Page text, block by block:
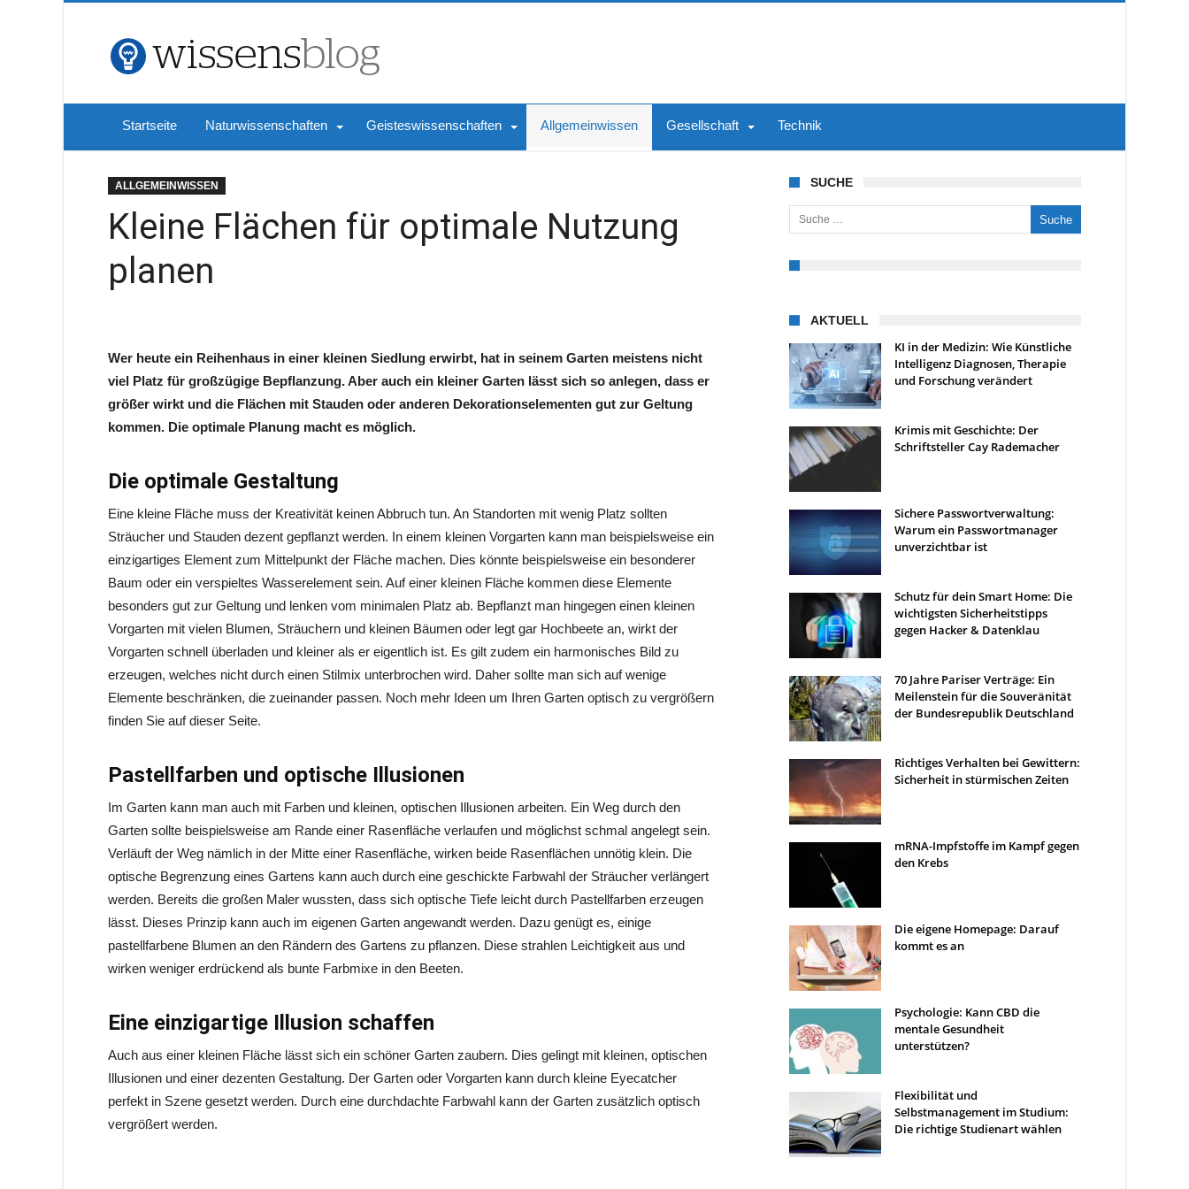
Startseite Naturwissenschaften Geisteswissenschaften Allgemeinwissen Gesellschaft Technik
ALLGEMEINWISSEN
Kleine Flächen für optimale Nutzung
planen
Wer heute ein Reihenhaus in einer kleinen Siedlung erwirbt, hat in seinem Garten meistens nicht
viel Platz für großzügige Bepflanzung. Aber auch ein kleiner Garten lässt sich so anlegen, dass er
größer wirkt und die Flächen mit Stauden oder anderen Dekorationselementen gut zur Geltung
kommen. Die optimale Planung macht es möglich.
Die optimale Gestaltung
Eine kleine Fläche muss der Kreativität keinen Abbruch tun. An Standorten mit wenig Platz sollten
Sträucher und Stauden dezent gepflanzt werden. In einem kleinen Vorgarten kann man beispielsweise ein
einzigartiges Element zum Mittelpunkt der Fläche machen. Dies könnte beispielsweise ein besonderer
Baum oder ein verspieltes Wasserelement sein. Auf einer kleinen Fläche kommen diese Elemente
besonders gut zur Geltung und lenken vom minimalen Platz ab. Bepflanzt man hingegen einen kleinen
Vorgarten mit vielen Blumen, Sträuchern und kleinen Bäumen oder legt gar Hochbeete an, wirkt der
Vorgarten schnell überladen und kleiner als er eigentlich ist. Es gilt zudem ein harmonisches Bild zu
erzeugen, welches nicht durch einen Stilmix unterbrochen wird. Daher sollte man sich auf wenige
Elemente beschränken, die zueinander passen. Noch mehr Ideen um Ihren Garten optisch zu vergrößern
finden Sie auf dieser Seite.
Pastellfarben und optische Illusionen
Im Garten kann man auch mit Farben und kleinen, optischen Illusionen arbeiten. Ein Weg durch den
Garten sollte beispielsweise am Rande einer Rasenfläche verlaufen und möglichst schmal angelegt sein.
Verläuft der Weg nämlich in der Mitte einer Rasenfläche, wirken beide Rasenflächen unnötig klein. Die
optische Begrenzung eines Gartens kann auch durch eine geschickte Farbwahl der Sträucher verlängert
werden. Bereits die großen Maler wussten, dass sich optische Tiefe leicht durch Pastellfarben erzeugen
lässt. Dieses Prinzip kann auch im eigenen Garten angewandt werden. Dazu genügt es, einige
pastellfarbene Blumen an den Rändern des Gartens zu pflanzen. Diese strahlen Leichtigkeit aus und
wirken weniger erdrückend als bunte Farbmixe in den Beeten.
Eine einzigartige Illusion schaffen
Auch aus einer kleinen Fläche lässt sich ein schöner Garten zaubern. Dies gelingt mit kleinen, optischen
Illusionen und einer dezenten Gestaltung. Der Garten oder Vorgarten kann durch kleine Eyecatcher
perfekt in Szene gesetzt werden. Durch eine durchdachte Farbwahl kann der Garten zusätzlich optisch
vergrößert werden.
SUCHE
Suche nach:
AKTUELL
KI in der Medizin: Wie Künstliche
Intelligenz Diagnosen, Therapie
und Forschung verändert
Krimis mit Geschichte: Der
Schriftsteller Cay Rademacher
Sichere Passwortverwaltung:
Warum ein Passwortmanager
unverzichtbar ist
Schutz für dein Smart Home: Die
wichtigsten Sicherheitstipps
gegen Hacker & Datenklau
70 Jahre Pariser Verträge: Ein
Meilenstein für die Souveränität
der Bundesrepublik Deutschland
Richtiges Verhalten bei Gewittern:
Sicherheit in stürmischen Zeiten
mRNA-Impfstoffe im Kampf gegen
den Krebs
Die eigene Homepage: Darauf
kommt es an
Psychologie: Kann CBD die
mentale Gesundheit
unterstützen?
Flexibilität und
Selbstmanagement im Studium:
Die richtige Studienart wählen